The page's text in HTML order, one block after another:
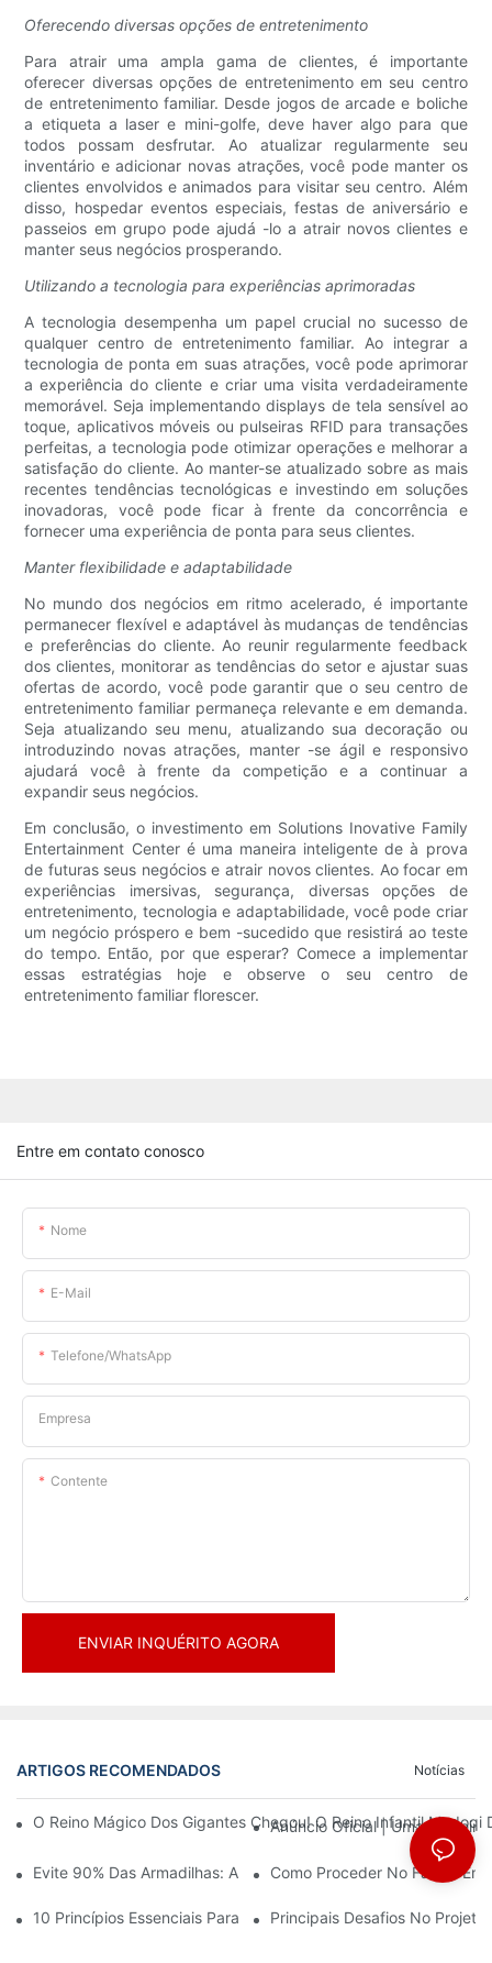
Oferecendo diversas opções de entretenimento
Para atrair uma ampla gama de clientes, é importante
oferecer diversas opções de entretenimento em seu centro
de entretenimento familiar. Desde jogos de arcade e boliche
a etiqueta a laser e mini-golfe, deve haver algo para que
todos possam desfrutar. Ao atualizar regularmente seu
inventário e adicionar novas atrações, você pode manter os
clientes envolvidos e animados para visitar seu centro. Além
disso, hospedar eventos especiais, festas de aniversário e
passeios em grupo pode ajudá -lo a atrair novos clientes e
manter seus negócios prosperando.
Utilizando a tecnologia para experiências aprimoradas
A tecnologia desempenha um papel crucial no sucesso de
qualquer centro de entretenimento familiar. Ao integrar a
tecnologia de ponta em suas atrações, você pode aprimorar
a experiência do cliente e criar uma visita verdadeiramente
memorável. Seja implementando displays de tela sensível ao
toque, aplicativos móveis ou pulseiras RFID para transações
perfeitas, a tecnologia pode otimizar operações e melhorar a
satisfação do cliente. Ao manter-se atualizado sobre as mais
recentes tendências tecnológicas e investindo em soluções
inovadoras, você pode ficar à frente da concorrência e
fornecer uma experiência de ponta para seus clientes.
Manter flexibilidade e adaptabilidade
No mundo dos negócios em ritmo acelerado, é importante
permanecer flexível e adaptável às mudanças de tendências
e preferências do cliente. Ao reunir regularmente feedback
dos clientes, monitorar as tendências do setor e ajustar suas
ofertas de acordo, você pode garantir que o seu centro de
entretenimento familiar permaneça relevante e em demanda.
Seja atualizando seu menu, atualizando sua decoração ou
introduzindo novas atrações, manter -se ágil e responsivo
ajudará você à frente da competição e a continuar a
expandir seus negócios.
Em conclusão, o investimento em Solutions Inovative Family
Entertainment Center é uma maneira inteligente de à prova
de futuras seus negócios e atrair novos clientes. Ao focar em
experiências imersivas, segurança, diversas opções de
entretenimento, tecnologia e adaptabilidade, você pode criar
um negócio próspero e bem -sucedido que resistirá ao teste
do tempo. Então, por que esperar? Comece a implementar
essas estratégias hoje e observe o seu centro de
entretenimento familiar florescer.
Entre em contato conosco
Nome
E-Mail
Telefone/WhatsApp
Empresa
Contente
ENVIAR INQUÉRITO AGORA
ARTIGOS RECOMENDADOS Notícias
O Reino Mágico Dos Gigantes Chegou! O Reino Infantil
Anúncio Oficial | Uma
Evite 90% Das Armadilhas: Ao Investir Em Um Centro
Como Proceder No Family
10 Princípios Essenciais Para O Sucesso No Design De
Principais Desafios No